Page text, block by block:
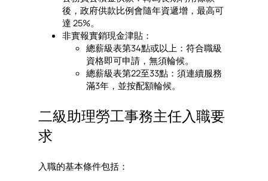
後，政府供款比例會隨年資遞增，最高可
達 25%。
非實報實銷現金津貼：
總薪級表第34點或以上：符合職級
資格即可申請，無須輪候。
總薪級表第22至33點：須連續服務
滿3年，並按配額輪候。
二級助理勞工事務主任入職要
求
入職的基本條件包括：